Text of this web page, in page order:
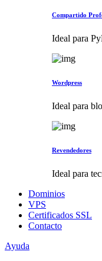
Compartido
Ideal para
Wordpress
Ideal para
Revendedores
Ideal para
Dominios
VPS
Certificados SSL
Contacto
Ayuda